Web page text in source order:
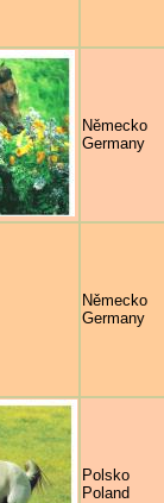
Germany
Germany
Polsko
Poland